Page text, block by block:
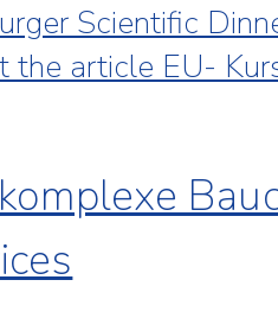
Scientific